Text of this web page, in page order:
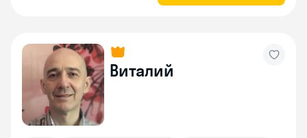
Виталий